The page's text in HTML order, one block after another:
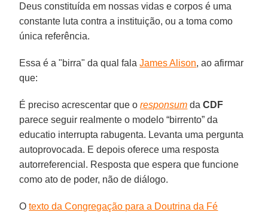
Deus constituída em nossas vidas e corpos é uma
constante luta contra a instituição, ou a toma como
única referência.
Essa é a "birra" da qual falaJames Alison, ao afirmar
que:
É preciso acrescentar que oresponsum daCDF
parece seguir realmente o modelo “birrento” da
educatio interrupta rabugenta. Levanta uma pergunta
autoprovocada. E depois oferece uma resposta
autorreferencial. Resposta que espera que funcione
como ato de poder, não de diálogo.
Otexto da Congregação para a Doutrina da Fé